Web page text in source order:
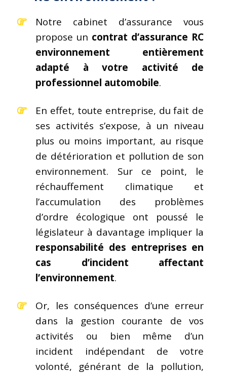
Notre cabinet d’assurance vous
propose un contrat d’assurance RC
environnement entièrement
adapté à votre activité de
professionnel automobile.
En effet, toute entreprise, du fait de
ses activités s’expose, à un niveau
plus ou moins important, au risque
de détérioration et pollution de son
environnement. Sur ce point, le
réchauffement climatique et
l’accumulation des problèmes
d’ordre écologique ont poussé le
législateur à davantage impliquer la
responsabilité des entreprises en
cas d’incident affectant
l’environnement.
Or, les conséquences d’une erreur
dans la gestion courante de vos
activités ou bien même d’un
incident indépendant de votre
volonté, générant de la pollution,